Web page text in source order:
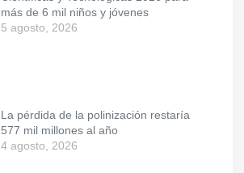
más de 6 mil niños y jóvenes
5 agosto, 2026
La pérdida de la polinización restaría
577 mil millones al año
4 agosto, 2026